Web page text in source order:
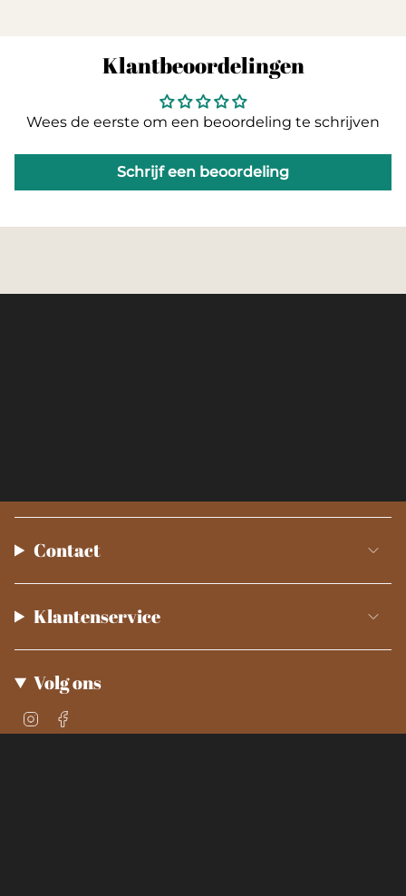
Klantbeoordelingen
Wees de eerste om een beoordeling te schrijven
Schrijf een beoordeling
Contact
Klantenservice
Volg ons
Instagram